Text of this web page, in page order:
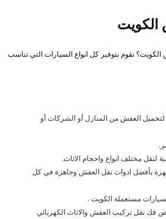
نقوم بتوفير كل انواع السيارات التي تناسب
العفش من المنازل أو الشركات أو
لنقل مختلف انواع واحجام الاثاث.
بأفضل ادوات نقل العفش وجاهزة في كل
مستعملة الكويت .
فك نقل تركيب العفش والاثاث الكهربائي